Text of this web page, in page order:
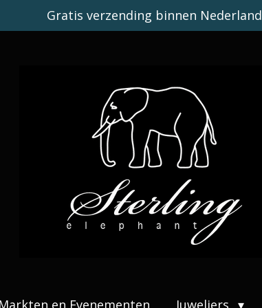
Gratis verzending binnen Nederland
Markten en Evenementen Juweliers